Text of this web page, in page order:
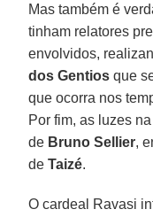
Mas também é
tinham relatores
envolvidos,
dos Gentios que
que ocorra nos
Por fim, as luzes
de Bruno Sellier,
deTaizé.
O cardeal Ravasi